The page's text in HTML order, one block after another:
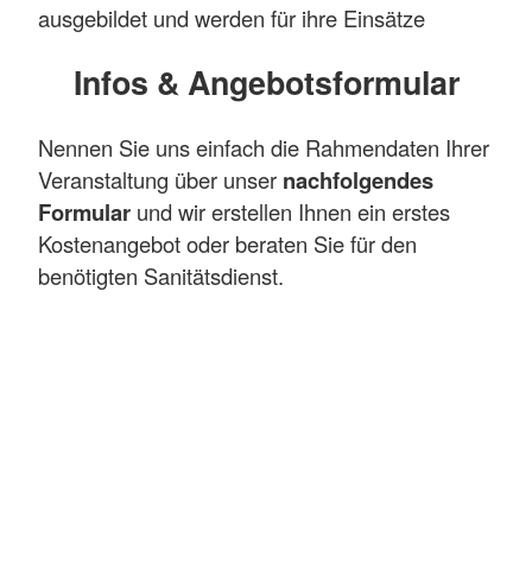
ausgebildet und werden für ihre Einsätze
regelmäßigen Einsätze sind die ehrenamtlichen
es zu einem Massenanfall von Verletzten,
beispielsweise nach einer Explosion oder einem
Zugunglück, unterstützt der Sanitätsdienst den
Rettungsdienst.
Sie benötigen
Infos & Angebotsformular
Nennen Sie uns einfach die Rahmendaten Ihrer
Veranstaltung über unser nachfolgendes
Formular und wir erstellen Ihnen ein erstes
Kostenangebot oder beraten Sie für den
benötigten Sanitätsdienst.